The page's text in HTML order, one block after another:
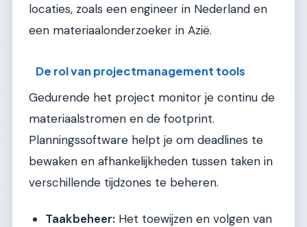
locaties, zoals een engineer in Nederland en
een materiaalonderzoeker in Azië.
De rol van projectmanagement tools
Gedurende het project monitor je continu de
materiaalstromen en de footprint.
Planningssoftware helpt je om deadlines te
bewaken en afhankelijkheden tussen taken in
verschillende tijdzones te beheren.
Taakbeheer: Het toewijzen en volgen van